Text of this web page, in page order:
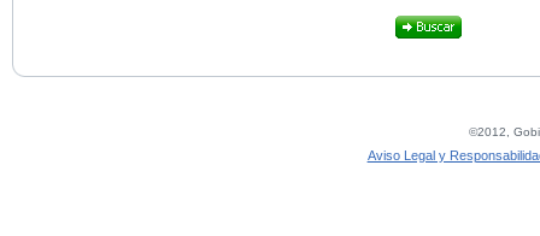
©2012,
Aviso Legal y